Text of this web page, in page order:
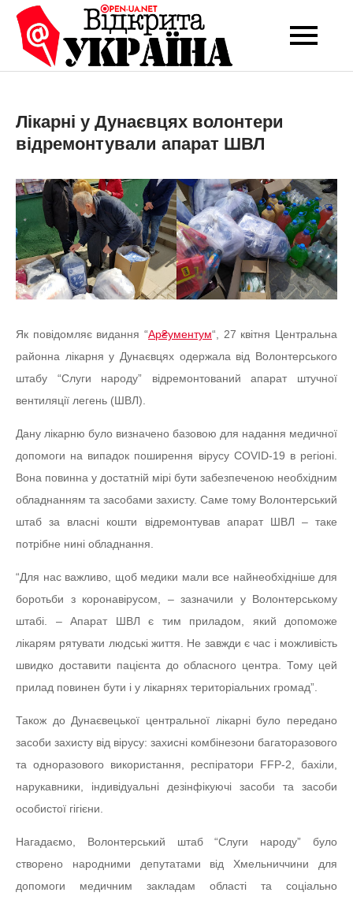
Перейти
вмісту
Open-UA
NET
Це ваше надійне
експертних думок
Лікарні у Дунаєвцях волонтери
відремонтували апарат ШВЛ
Як повідомляє видання “Ар₴ументум“, 27 квітня Центральна
районна лікарня у Дунаєвцях одержала від Волонтерського
штабу “Слуги народу” відремонтований апарат штучної
вентиляції легень (ШВЛ).
Дану лікарню було визначено базовою для надання медичної
допомоги на випадок поширення вірусу COVID-19 в регіоні.
Вона повинна у достатній мірі бути забезпеченою необхідним
обладнанням та засобами захисту. Саме тому Волонтерський
штаб за власні кошти відремонтував апарат ШВЛ – таке
потрібне нині обладнання.
“Для нас важливо, щоб медики мали все найнеобхідніше для
боротьби з коронавірусом, – зазначили у Волонтерському
штабі. – Апарат ШВЛ є тим приладом, який допоможе
лікарям рятувати людські життя. Не завжди є час і можливість
швидко доставити пацієнта до обласного центра. Тому цей
прилад повинен бути і у лікарнях територіальних громад”.
Також до Дунаєвецької центральної лікарні було передано
засоби захисту від вірусу: захисні комбінезони багаторазового
та одноразового використання, респіратори FFP-2, бахіли,
нарукавники, індивідуальні дезінфікуючі засоби та засоби
особистої гігієни.
Нагадаємо, Волонтерський штаб “Слуги народу” було
створено народними депутатами від Хмельниччини для
допомоги медичним закладам області та соціально